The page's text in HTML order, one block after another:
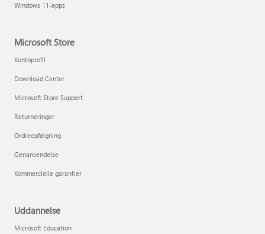
Windows 11-apps
Microsoft Store
Kontoprofil
Download Center
Microsoft Store Support
Returneringer
Ordreopfølgning
Genanvendelse
Kommercielle garantier
Uddannelse
Microsoft Education